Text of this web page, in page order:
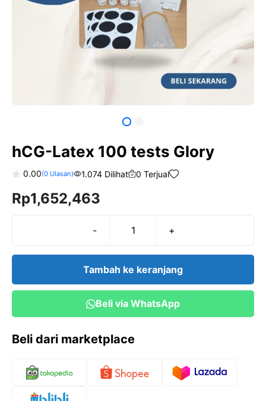
hCG-Latex 100 tests Glory
o
u
0.00(0Ulasan) 1.074 Dilihat 0 Terjual
Rp1,652,463
-
Kuantitas
Latex
Glory
+
Tambah ke keranjang
Beli via WhatsApp
Beli dari marketplace